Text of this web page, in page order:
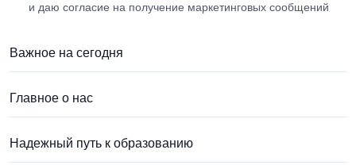
и даю согласие на получение маркетинговых сообщений
Важное на сегодня
Главное о нас
Надежный путь к образованию